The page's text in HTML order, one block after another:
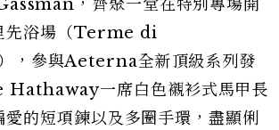
，齊聚一堂在特別專場開
先浴場（Terme di
參與Aeterna全新頂級系列發
Hathaway一席白色襯衫式馬甲長
的短項鍊以及多圈手環，盡顯俐